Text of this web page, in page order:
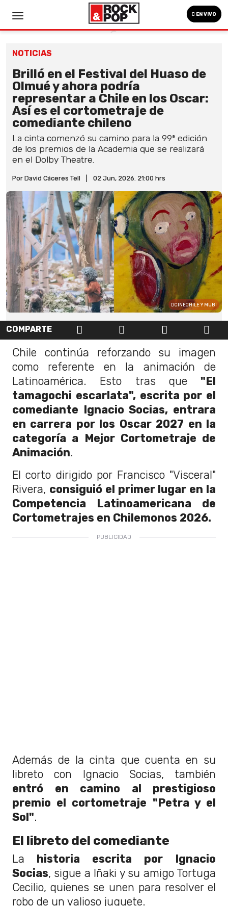
EN VIVO
NOTICIAS
Brilló en el Festival del Huaso de
Olmué y ahora podría
representar a Chile en los Oscar:
Así es el cortometraje de
comediante chileno
La cinta comenzó su camino para la 99ª edición
de los premios de la Academia que se realizará
en el Dolby Theatre.
Por David Cáceres Tell 02 Jun, 2026. 21:00 hrs
CINECHILE Y MUBI
COMPARTE
Chile continúa reforzando su imagen
como referente en la animación de
Latinoamérica. Esto tras que "El
tamagochi escarlata", escrita por el
comediante Ignacio Socias, entrara
en carrera por los Oscar 2027 en la
categoría a Mejor Cortometraje de
Animación.
El corto dirigido por Francisco "Visceral"
Rivera, consiguió el primer lugar en la
Competencia Latinoamericana de
Cortometrajes en Chilemonos 2026.
Además de la cinta que cuenta en su
libreto con Ignacio Socias, también
entró en camino al prestigioso
premio el cortometraje "Petra y el
Sol".
El libreto del comediante
La historia escrita por Ignacio
Socias, sigue a Iñaki y su amigo Tortuga
Cecilio, quienes se unen para resolver el
robo de un valioso juguete.